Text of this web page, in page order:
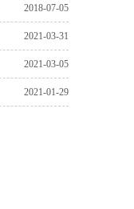
2018-07-05
2021-03-31
2021-03-05
2021-01-29